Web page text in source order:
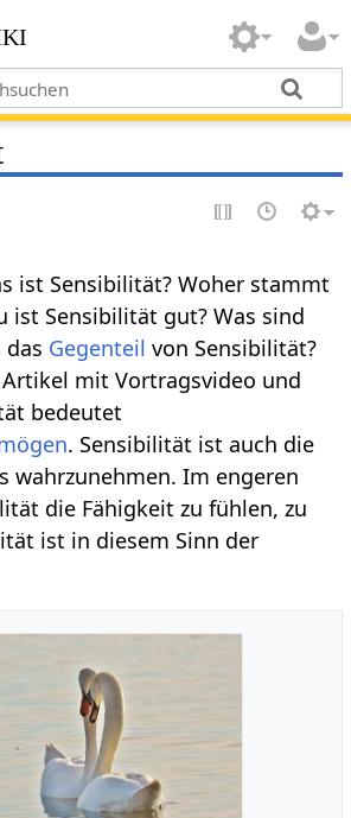
ist Sensibilität? Woher stammt
ist Sensibilität gut? Was sind
das Gegenteil von Sensibilität?
mit Vortragsvideo und
bedeutet
. Sensibilität ist auch die
wahrzunehmen. Im engeren
die Fähigkeit zu fühlen, zu
ist in diesem Sinn der